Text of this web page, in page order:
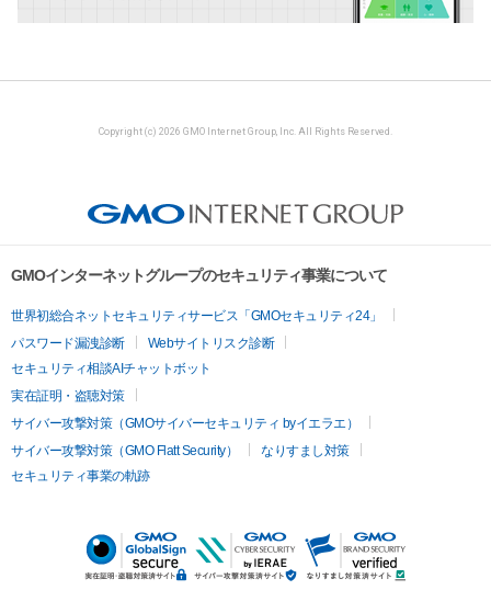
Copyright (c) 2026 GMO Internet Group, Inc. All Rights Reserved.
GMOインターネットグループのセキュリティ事業について
世界初総合ネットセキュリティサービス「GMOセキュリティ24」
パスワード漏洩診断
Webサイトリスク診断
セキュリティ相談AIチャットボット
実在証明・盗聴対策
サイバー攻撃対策（GMOサイバーセキュリティ byイエラエ）
サイバー攻撃対策（GMO Flatt Security）
なりすまし対策
セキュリティ事業の軌跡